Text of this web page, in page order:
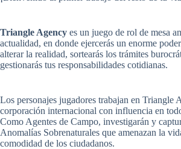
Triangle Agency es un juego de rol de mesa
actualidad, en donde ejercerás un enorme
alterar la realidad, sortearás los trámites
gestionarás tus responsabilidades cotidianas.
Los personajes jugadores trabajan en Triangle
corporación internacional con influencia en
Como Agentes de Campo, investigarán y
Anomalías Sobrenaturales que amenazan la
comodidad de los ciudadanos.